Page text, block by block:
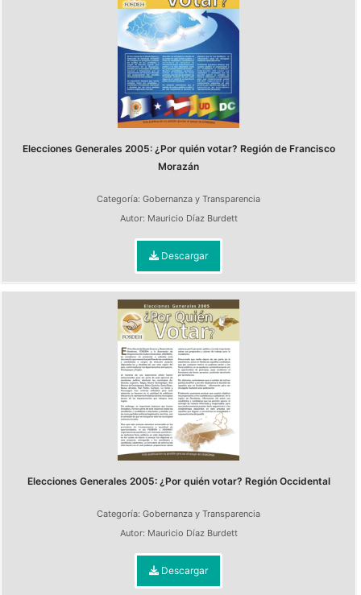
Elecciones Generales 2005: ¿Por quién votar? Región de Francisco
Morazán
Categoría: Gobernanza y Transparencia
Autor: Mauricio Díaz Burdett
Descargar
Elecciones Generales 2005: ¿Por quién votar? Región Occidental
Categoría: Gobernanza y Transparencia
Autor: Mauricio Díaz Burdett
Descargar